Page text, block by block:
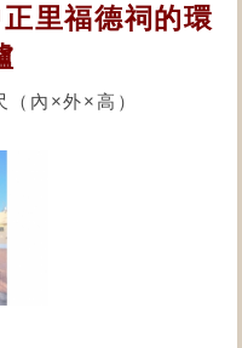
里福德祠的環
內×外×高）